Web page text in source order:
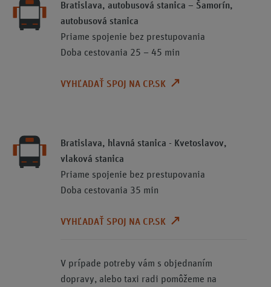
Bratislava, autobusová stanica – Šamorín,
autobusová stanica
Priame spojenie bez prestupovania
Doba cestovania 25 – 45 min
VYHĽADAŤ SPOJ NA CP.SK
Bratislava, hlavná stanica - Kvetoslavov,
vlaková stanica
Priame spojenie bez prestupovania
Doba cestovania 35 min
VYHĽADAŤ SPOJ NA CP.SK
V prípade potreby vám s objednaním
dopravy, alebo taxi radi pomôžeme na